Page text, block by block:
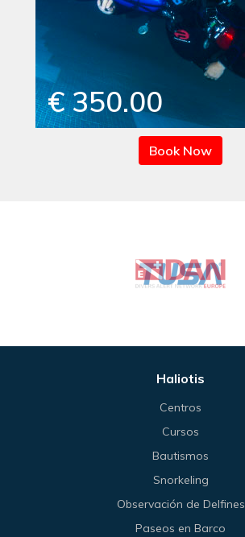
€ 350.00
Book Now
Haliotis
Centros
Cursos
Bautismos
Snorkeling
Observación de Delfines
Paseos en Barco